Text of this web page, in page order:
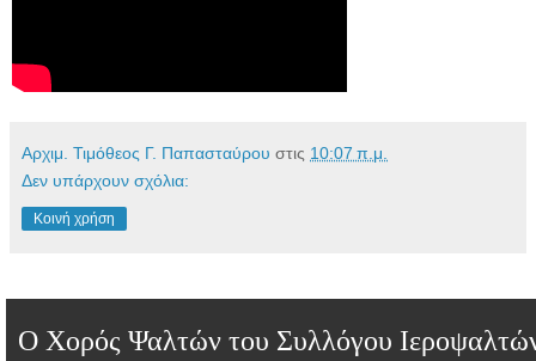
Αρχιμ. Τιμόθεος Γ. Παπασταύρου στις 10:07 π.μ.
Δεν υπάρχουν σχόλια:
Κοινή χρήση
Ο Χορός Ψαλτών του Συλλόγου